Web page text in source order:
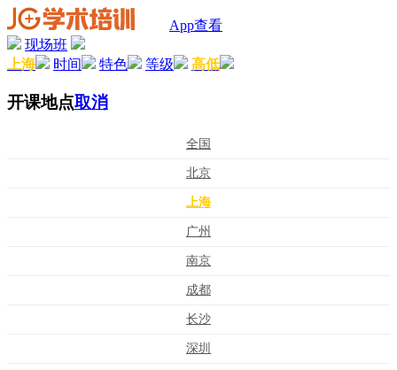
App查看
现场班
上海
时间 特色 等级 高低
开课地点取消
全国
北京
上海
广州
南京
成都
长沙
深圳